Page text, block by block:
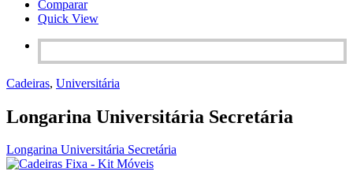
Comparar
Quick View
Cadeiras, Universitária
Longarina Universitária Secretária
Longarina Universitária Secretária